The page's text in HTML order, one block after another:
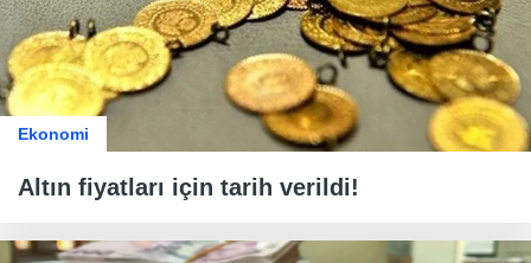
Ekonomi
Altın fiyatları için tarih verildi!